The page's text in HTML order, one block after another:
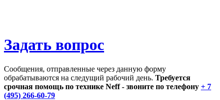
Задать вопрос
Сообщения, отправленные через данную форму
обрабатываются на следущий рабочий день. Требуется
срочная помощь по технике Neff - звоните по телефону + 7
(495) 266-60-79